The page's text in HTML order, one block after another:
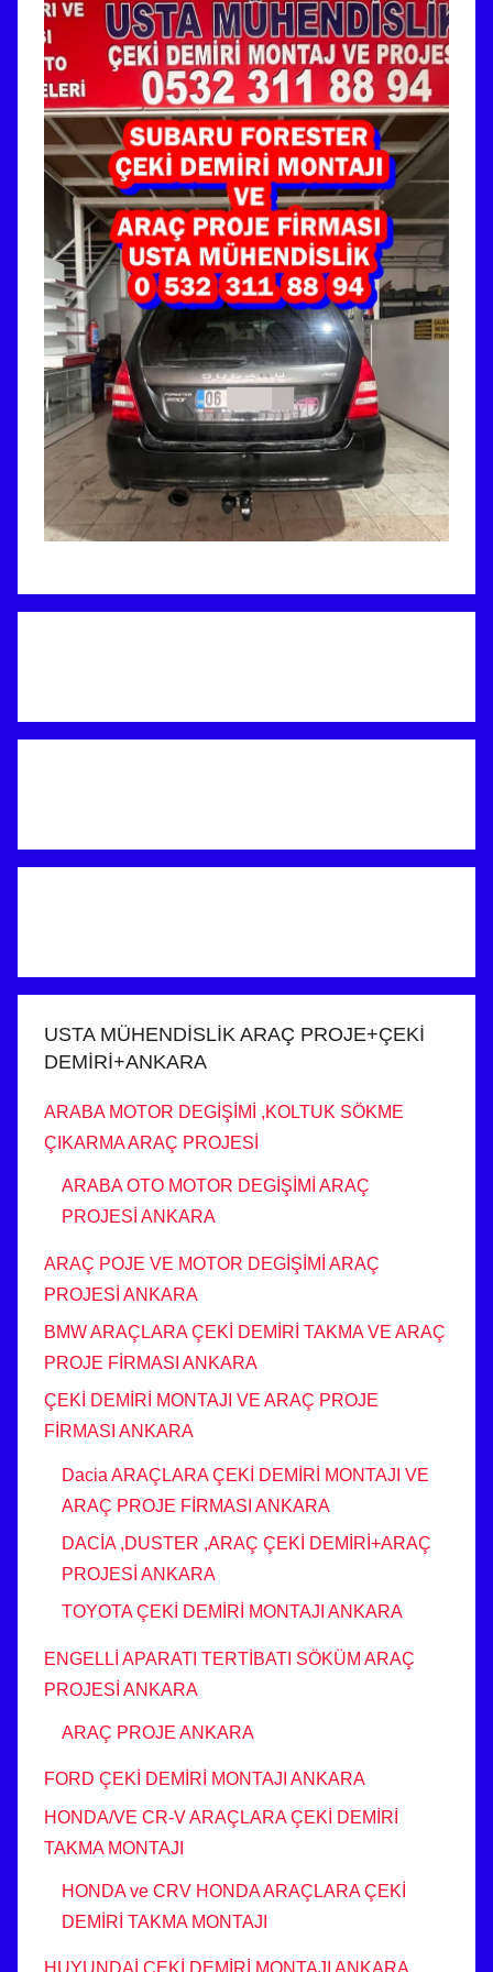
USTA MÜHENDİSLİK ARAÇ PROJE+ÇEKİ
DEMİRİ+ANKARA
ARABA MOTOR DEGİŞİMİ ,KOLTUK SÖKME
ÇIKARMA ARAÇ PROJESİ
ARABA OTO MOTOR DEGİŞİMİ ARAÇ
PROJESİ ANKARA
ARAÇ POJE VE MOTOR DEGİŞİMİ ARAÇ
PROJESİ ANKARA
BMW ARAÇLARA ÇEKİ DEMİRİ TAKMA VE ARAÇ
PROJE FİRMASI ANKARA
ÇEKİ DEMİRİ MONTAJI VE ARAÇ PROJE
FİRMASI ANKARA
Dacia ARAÇLARA ÇEKİ DEMİRİ MONTAJI VE
ARAÇ PROJE FİRMASI ANKARA
DACİA ,DUSTER ,ARAÇ ÇEKİ DEMİRİ+ARAÇ
PROJESİ ANKARA
TOYOTA ÇEKİ DEMİRİ MONTAJI ANKARA
ENGELLİ APARATI TERTİBATI SÖKÜM ARAÇ
PROJESİ ANKARA
ARAÇ PROJE ANKARA
FORD ÇEKİ DEMİRİ MONTAJI ANKARA
HONDA/VE CR-V ARAÇLARA ÇEKİ DEMİRİ
TAKMA MONTAJI
HONDA ve CRV HONDA ARAÇLARA ÇEKİ
DEMİRİ TAKMA MONTAJI